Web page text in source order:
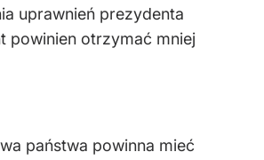
uprawnień prezydenta
powinien otrzymać mniej
państwa powinna mieć